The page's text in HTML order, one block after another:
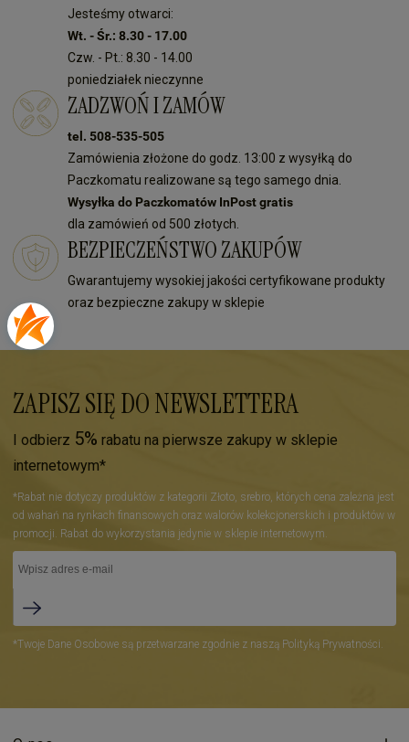
Jesteśmy otwarci:
Wt. - Śr.: 8.30 - 17.00
Czw. - Pt.: 8.30 - 14.00
poniedziałek nieczynne
ZADZWOŃ I ZAMÓW
tel. 508-535-505
Zamówienia złożone do godz. 13:00 z wysyłką do
Paczkomatu realizowane są tego samego dnia.
Wysyłka do Paczkomatów InPost gratis
dla zamówień od 500 złotych.
BEZPIECZEŃSTWO ZAKUPÓW
Gwarantujemy wysokiej jakości certyfikowane produkty
oraz bezpieczne zakupy w sklepie
ZAPISZ SIĘ DO NEWSLETTERA
I odbierz 5% rabatu na pierwsze zakupy w sklepie
internetowym*
*Rabat nie dotyczy produktów z kategorii Złoto, srebro, których cena zależna jest
od wahań na rynkach finansowych oraz walorów kolekcjonerskich i produktów w
promocji. Rabat do wykorzystania jedynie w sklepie internetowym.
*Twoje Dane Osobowe są przetwarzane zgodnie z naszą Polityką Prywatności.